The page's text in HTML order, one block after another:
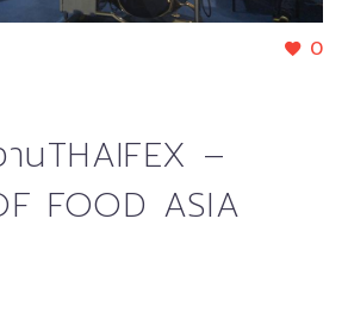
0
นTHAIFEX –
FOOD ASIA